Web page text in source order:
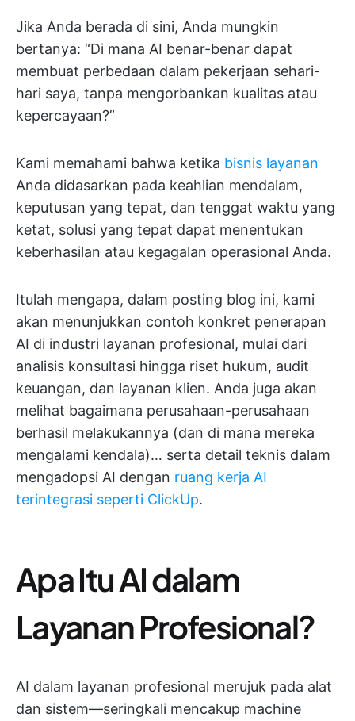
Jika Anda berada di sini, Anda mungkin
bertanya: “Di mana AI benar-benar dapat
membuat perbedaan dalam pekerjaan sehari-
hari saya, tanpa mengorbankan kualitas atau
kepercayaan?”
Kami memahami bahwa ketika bisnis layanan
Anda didasarkan pada keahlian mendalam,
keputusan yang tepat, dan tenggat waktu yang
ketat, solusi yang tepat dapat menentukan
keberhasilan atau kegagalan operasional Anda.
Itulah mengapa, dalam posting blog ini, kami
akan menunjukkan contoh konkret penerapan
AI di industri layanan profesional, mulai dari
analisis konsultasi hingga riset hukum, audit
keuangan, dan layanan klien. Anda juga akan
melihat bagaimana perusahaan-perusahaan
berhasil melakukannya (dan di mana mereka
mengalami kendala)… serta detail teknis dalam
mengadopsi AI dengan ruang kerja AI
terintegrasi seperti ClickUp.
Apa Itu AI dalam
Layanan Profesional?
AI dalam layanan profesional merujuk pada alat
dan sistem—seringkali mencakup machine